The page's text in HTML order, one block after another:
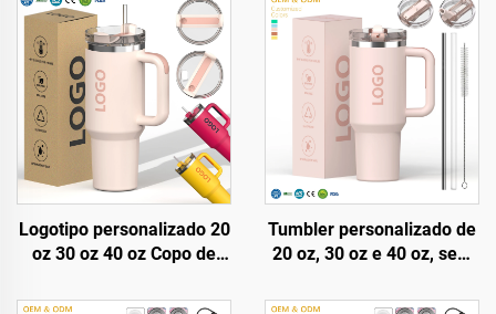
Logotipo personalizado 20
oz 30 oz 40 oz Copo de
Inoxidável, Dupla Parede,
Tumbler personalizado de
20 oz, 30 oz e 40 oz, sem
canudo, isolado em aço